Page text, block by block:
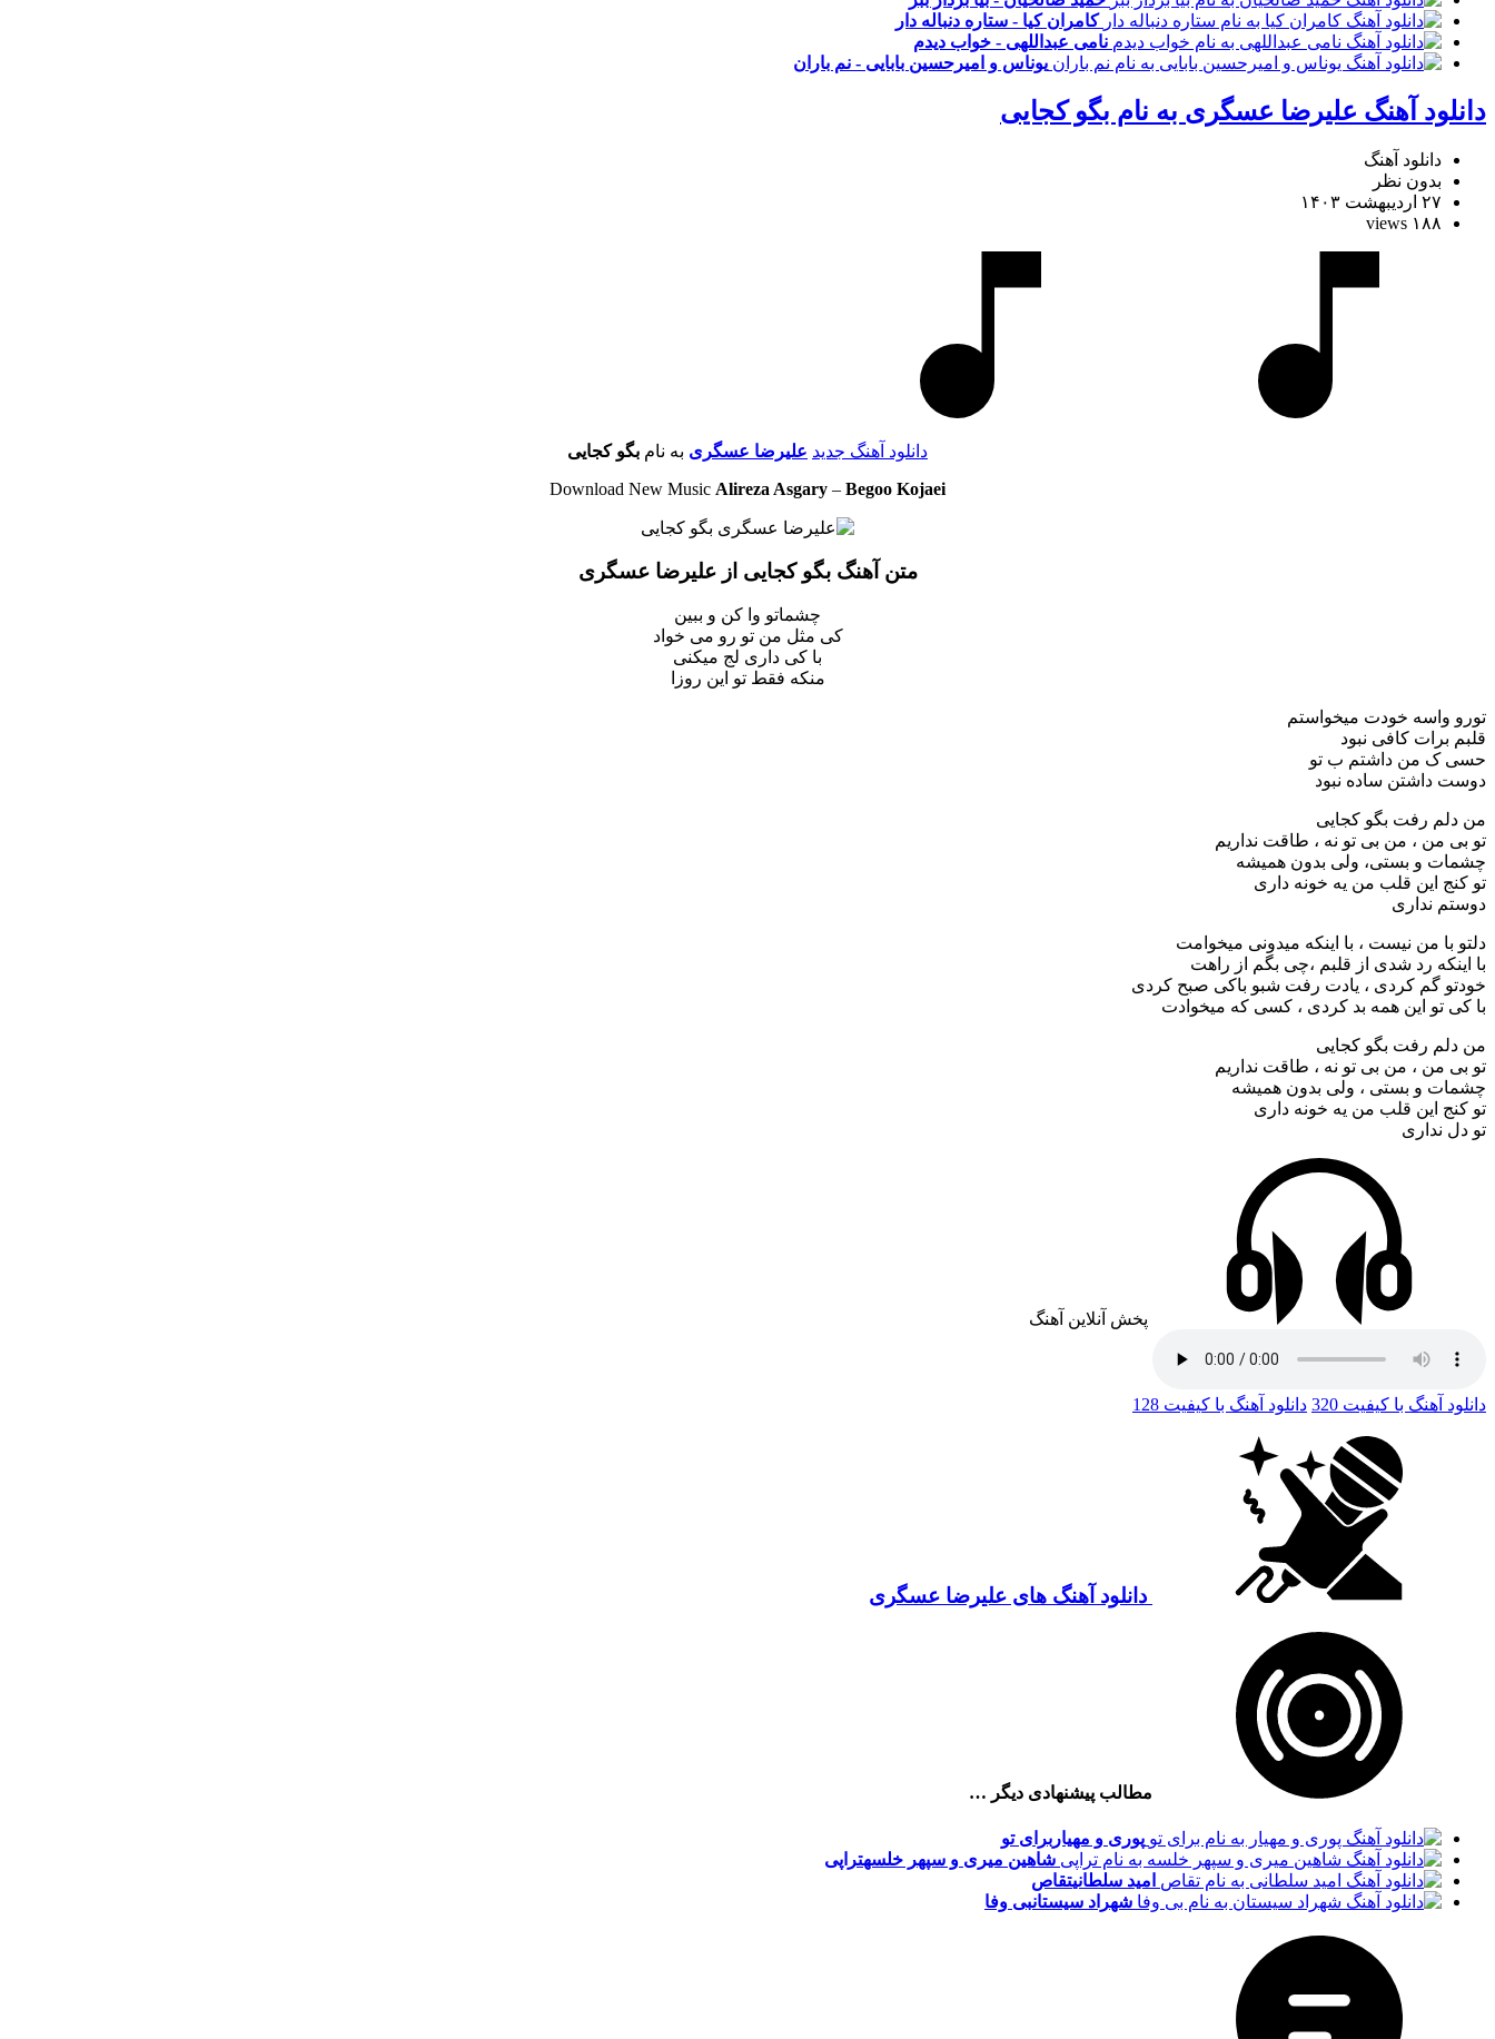
کامران کیا - ستاره دنباله دار
نامی عبداللهی - خواب دیدم
یوناس و امیرحسین بابایی - نم باران
دانلود آهنگ علیرضا عسگری به نام بگو کجایی
دانلود آهنگ
بدون نظر
۲۷ اردیبهشت ۱۴۰۳
۱۸۸ views
دانلود آهنگ جدید علیرضا عسگری به نام بگو کجایی
Download New Music Alireza Asgary – Begoo Kojaei
متن آهنگ بگو کجایی از علیرضا عسگری
چشماتو وا کن و ببین
کی مثل من تو رو می خواد
با کی داری لج میکنی
منکه فقط تو این روزا
تورو واسه خودت میخواستم
قلبم برات کافی نبود
حسی ک من داشتم ب تو
دوست داشتن ساده نبود
من دلم رفت بگو کجایی
تو بی من ، من بی تو نه ، طاقت نداریم
چشمات و بستی، ولی بدون همیشه
تو کنج این قلب من یه خونه داری
دوستم نداری
دلتو با من نیست ، با اینکه میدونی میخوامت
با اینکه رد شدی از قلبم ،چی بگم از راهت
خودتو گم کردی ، یادت رفت شبو باکی صبح کردی
با کی تو این همه بد کردی ، کسی که میخوادت
من دلم رفت بگو کجایی
تو بی من ، من بی تو نه ، طاقت نداریم
چشمات و بستی ، ولی بدون همیشه
تو کنج این قلب من یه خونه داری
تو دل نداری
پخش آنلاین آهنگ
دانلود آهنگ با کیفیت 320 دانلود آهنگ با کیفیت 128
دانلود آهنگ های علیرضا عسگری
مطالب پیشنهادی دیگر …
پوری و مهیار برای تو
شاهین میری و سپهر خلسهتراپی
امید سلطانیتقاص
شهراد سیستانبی وفا